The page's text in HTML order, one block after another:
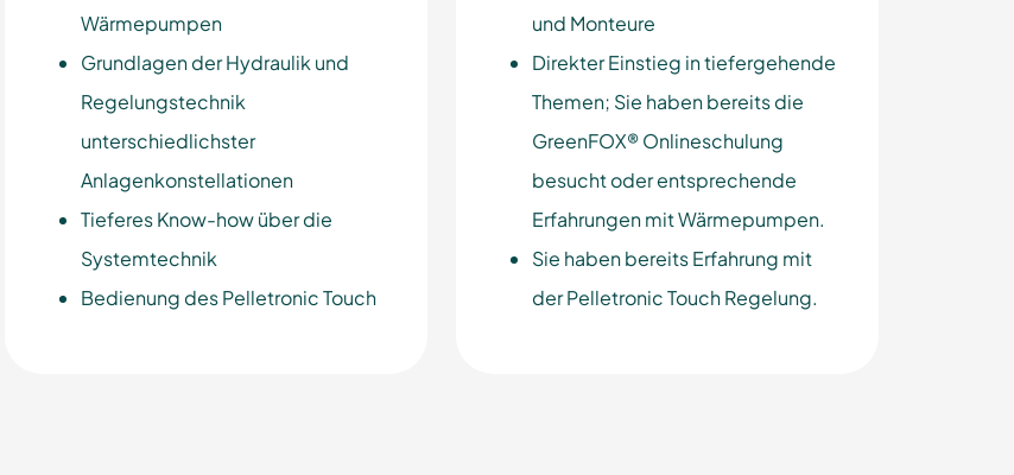
Wärmepumpen
Grundlagen der Hydraulik und
Regelungstechnik
unterschiedlichster
Anlagenkonstellationen
Tieferes Know-how über die
Systemtechnik
Bedienung des Pelletronic Touch
und Monteure
Direkter Einstieg in tiefergehende
Themen; Sie haben bereits die
GreenFOX® Onlineschulung
besucht oder entsprechende
Erfahrungen mit Wärmepumpen.
Sie haben bereits Erfahrung mit
der Pelletronic Touch Regelung.